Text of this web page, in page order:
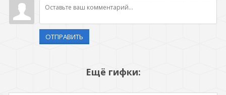
ОТПРАВИТЬ
Ещё гифки: